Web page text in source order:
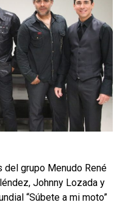
del grupo Menudo René
Johnny Lozada y
“Súbete a mi moto”